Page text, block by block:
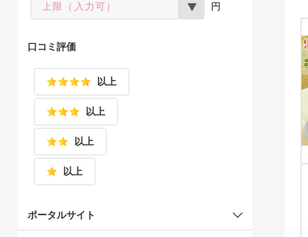
円
口コミ評価
以上
以上
以上
以上
ポータルサイト